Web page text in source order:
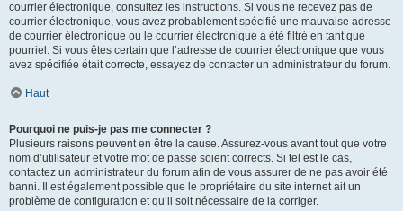
courrier électronique, consultez les instructions. Si vous ne recevez pas de
courrier électronique, vous avez probablement spécifié une mauvaise adresse
de courrier électronique ou le courrier électronique a été filtré en tant que
pourriel. Si vous êtes certain que l’adresse de courrier électronique que vous
avez spécifiée était correcte, essayez de contacter un administrateur du forum.
Haut
Pourquoi ne puis-je pas me connecter ?
Plusieurs raisons peuvent en être la cause. Assurez-vous avant tout que votre
nom d’utilisateur et votre mot de passe soient corrects. Si tel est le cas,
contactez un administrateur du forum afin de vous assurer de ne pas avoir été
banni. Il est également possible que le propriétaire du site internet ait un
problème de configuration et qu’il soit nécessaire de la corriger.